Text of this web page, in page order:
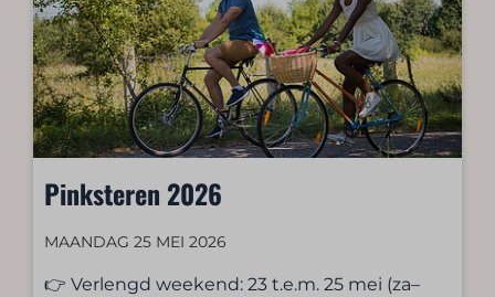
Pinksteren 2026
MAANDAG 25 MEI 2026
👉 Verlengd weekend: 23 t.e.m. 25 mei (za–